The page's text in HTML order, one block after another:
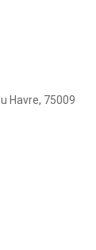
Havre, 75009